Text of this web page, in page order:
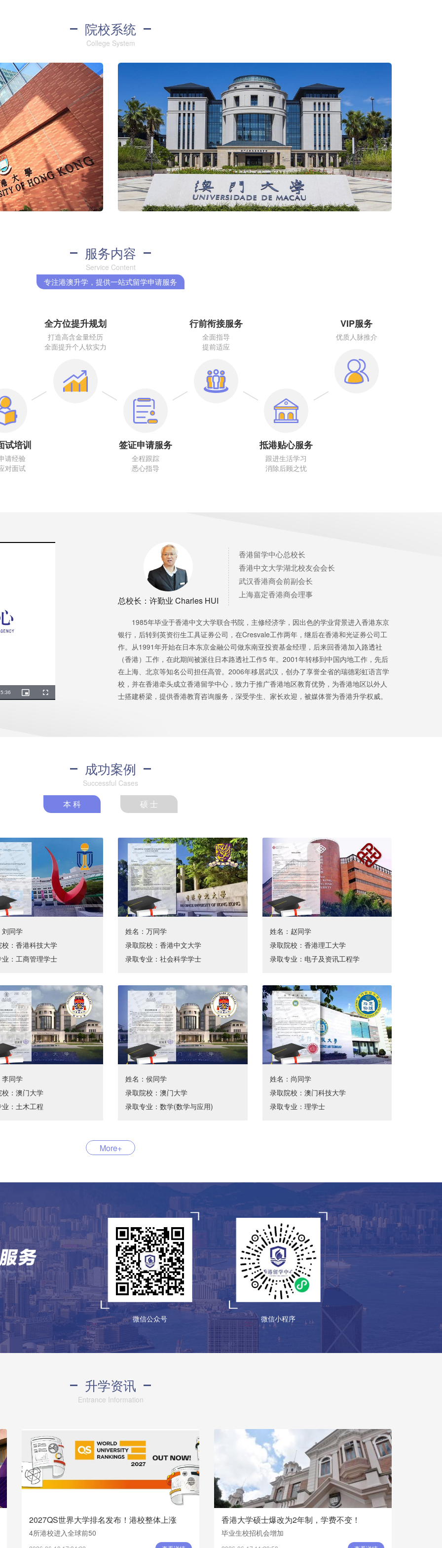
院校系统
College System
服务内容
Service Content
专注港澳升学，提供一站式留学申请服务
全方位提升规划
打造高含金量经历
全面提升个人软实力
行前衔接服务
全面指导
提前适应
VIP服务
优质人脉推介
试培训
请经验
对面试
签证申请服务
全程跟踪
悉心指导
抵港贴心服务
跟进生活学习
消除后顾之忧
Picture-
in-
Fullscreen
总校长：许勤业 Charles HUI
香港留学中心总校长
香港中文大学湖北校友会会长
武汉香港商会前副会长
上海嘉定香港商会理事
1985年毕业于香港中文大学联合书院，主修经济学，因出色的学业背景进入香港东京
银行，后转到英资衍生工具证券公司，在Cresvale工作两年，继后在香港和光证券公司工
作。从1991年开始在日本东京金融公司做东南亚投资基金经理，后来回香港加入路透社
（香港）工作，在此期间被派往日本路透社工作5 年。2001年转移到中国内地工作，先后
在上海、北京等知名公司担任高管。2006年移居武汉，创办了享誉全省的瑞德彩虹语言学
校，并在香港牵头成立香港留学中心，致力于推广香港地区教育优势，为香港地区以外人
士搭建桥梁，提供香港教育咨询服务，深受学生、家长欢迎，被媒体誉为香港升学权威。
成功案例
Successful Cases
本 科 硕 士
同学
：香港科技大学
：工商管理学士
姓名：万同学
录取院校：香港中文大学
录取专业：社会科学学士
姓名：赵同学
录取院校：香港理工大学
录取专业：电子及资讯工程学
同学
：澳门大学
：土木工程
姓名：侯同学
录取院校：澳门大学
录取专业：数学(数学与应用)
姓名：尚同学
录取院校：澳门科技大学
录取专业：理学士
More+
微信公众号 微信小程序
升学资讯
Entrance Information
2027QS世界大学排名发布！港校整体上涨
4所港校进入全球前50
香港大学硕士爆改为2年制，学费不变！
毕业生校招机会增加